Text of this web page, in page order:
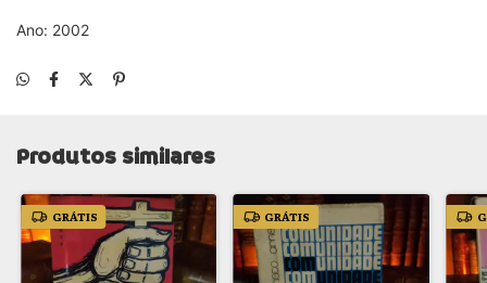
Ano: 2002
Produtos similares
GRÁTIS GRÁTIS